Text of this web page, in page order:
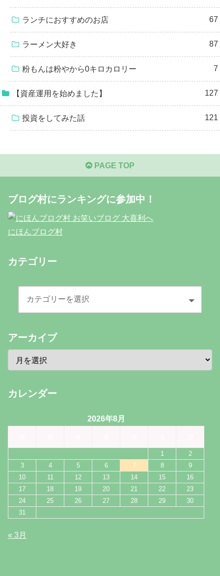
ランチにおすすめのお店 67
ラーメン大好き 87
粉もんは粉やから0キロカロリー 7
【資産運用を始めました】 127
投資をしてみた話 121
PAGE TOP
ブログ村にランキングに参加中！
にほんブログ村
カテゴリー
アーカイブ
カレンダー
2026年8月
1
2
3
4 5 6 7 8
9
10
11 12 13 14 15
16
17
18 19 20 21 22
23
24
25 26 27 28 29
30
31
« 3月